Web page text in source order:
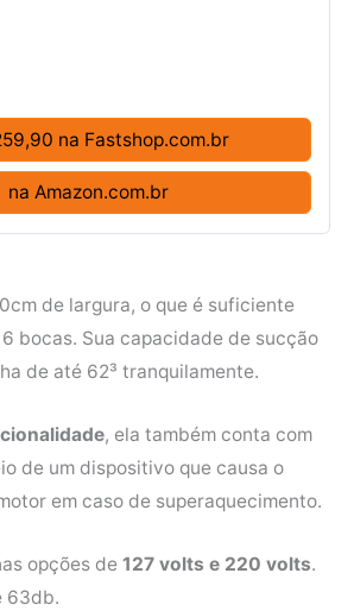
na Fastshop.com.br
na Amazon.com.br
de largura, o que é suficiente
bocas. Sua capacidade de sucção
de até 62³ tranquilamente.
, ela também conta com
de um dispositivo que causa o
em caso de superaquecimento.
opções de 127 volts e 220 volts.
63db.